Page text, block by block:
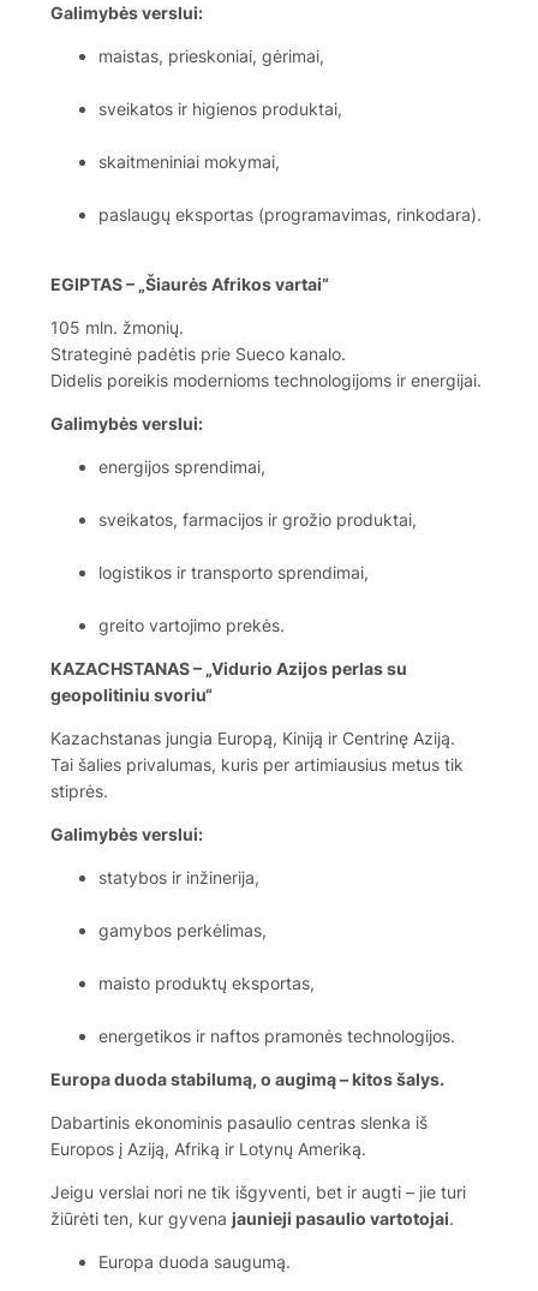
Galimybės verslui:
maistas, prieskoniai, gėrimai,
sveikatos ir higienos produktai,
skaitmeniniai mokymai,
paslaugų eksportas (programavimas, rinkodara).
EGIPTAS – „Šiaurės Afrikos vartai“
105 mln. žmonių.
Strateginė padėtis prie Sueco kanalo.
Didelis poreikis modernioms technologijoms ir energijai.
Galimybės verslui:
energijos sprendimai,
sveikatos, farmacijos ir grožio produktai,
logistikos ir transporto sprendimai,
greito vartojimo prekės.
KAZACHSTANAS – „Vidurio Azijos perlas su
geopolitiniu svoriu“
Kazachstanas jungia Europą, Kiniją ir Centrinę Aziją.
Tai šalies privalumas, kuris per artimiausius metus tik
stiprės.
Galimybės verslui:
statybos ir inžinerija,
gamybos perkėlimas,
maisto produktų eksportas,
energetikos ir naftos pramonės technologijos.
Europa duoda stabilumą, o augimą – kitos šalys.
Dabartinis ekonominis pasaulio centras slenka iš
Europos į Aziją, Afriką ir Lotynų Ameriką.
Jeigu verslai nori ne tik išgyventi, bet ir augti – jie turi
žiūrėti ten, kur gyvena jaunieji pasaulio vartotojai.
Europa duoda saugumą.